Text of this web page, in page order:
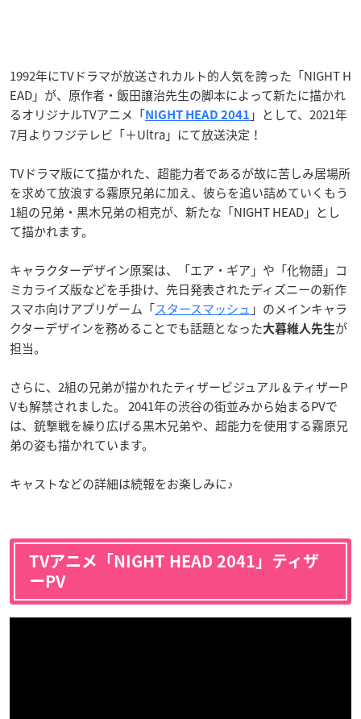
1992年にTVドラマが放送されカルト的人気を誇った「NIGHT H
EAD」が、原作者・飯田譲治先生の脚本によって新たに描かれ
るオリジナルTVアニメ「 NIGHT HEAD 2041 」として、2021年
7月よりフジテレビ「＋Ultra」にて放送決定！
TVドラマ版にて描かれた、超能力者であるが故に苦しみ居場所
を求めて放浪する霧原兄弟に加え、彼らを追い詰めていくもう
1組の兄弟・黒木兄弟の相克が、新たな「NIGHT HEAD」とし
て描かれます。
キャラクターデザイン原案は、「エア・ギア」や「化物語」コ
ミカライズ版などを手掛け、先日発表されたディズニーの新作
スマホ向けアプリゲーム「スタースマッシュ 」のメインキャラ
クターデザインを務めることでも話題となった大暮維人先生が
担当。
さらに、2組の兄弟が描かれたティザービジュアル＆ティザーP
Vも解禁されました。 2041年の渋谷の街並みから始まるPVで
は、銃撃戦を繰り広げる黒木兄弟や、超能力を使用する霧原兄
弟の姿も描かれています。
キャストなどの詳細は続報をお楽しみに♪
TVアニメ「NIGHT HEAD 2041」ティザ
ーPV